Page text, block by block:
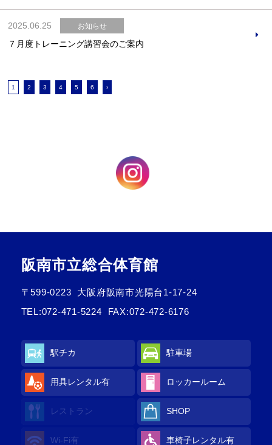
2025.06.25 お知らせ
７月度トレーニング講習会のご案内
1 2 3 4 5 6 ›
阪南市立総合体育館
〒599-0223
大阪府阪南市光陽台1-17-24
TEL:072-471-5224 FAX:072-472-6176
駅チカ 駐車場
用具レンタル有 ロッカールーム
レストラン SHOP
Wi-Fi有 車椅子レンタル有